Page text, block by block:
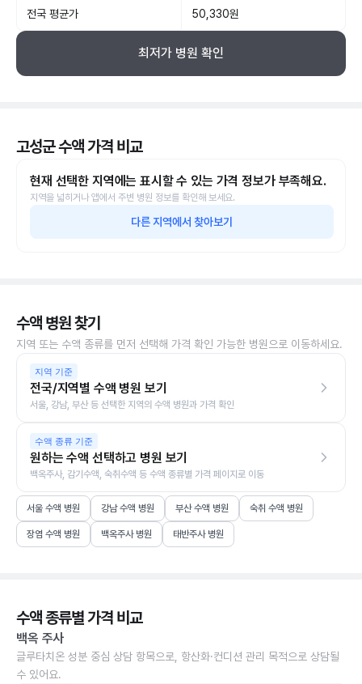
전국 평균가 50,330원
최저가 병원 확인
고성군 수액 가격 비교
현재 선택한 지역에는 표시할 수 있는 가격 정보가 부족해요.
지역을 넓히거나 앱에서 주변 병원 정보를 확인해 보세요.
다른 지역에서 찾아보기
수액 병원 찾기
지역 또는 수액 종류를 먼저 선택해 가격 확인 가능한 병원으로 이동하세요.
지역 기준
전국/지역별 수액 병원 보기
서울, 강남, 부산 등 선택한 지역의 수액 병원과 가격 확인
수액 종류 기준
원하는 수액 선택하고 병원 보기
백옥주사, 감기수액, 숙취수액 등 수액 종류별 가격 페이지로 이동
서울 수액 병원 강남 수액 병원 부산 수액 병원 숙취 수액 병원
장염 수액 병원 백옥주사 병원 태반주사 병원
수액 종류별 가격 비교
백옥 주사
글루타치온 성분 중심 상담 항목으로, 항산화·컨디션 관리 목적으로 상담될
수 있어요.